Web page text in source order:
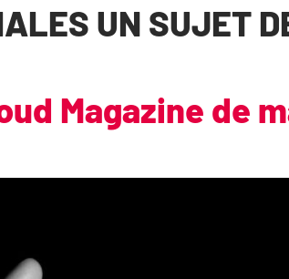
UN SUJET
Magazine de